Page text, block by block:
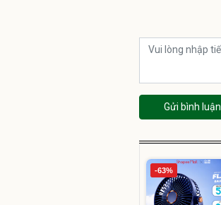
Gửi bình luận
-63%